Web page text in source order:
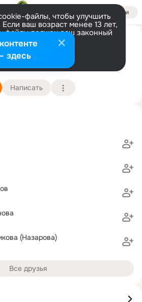
Войти
файлы, чтобы улучшить
ваш возраст менее 13 лет,
файлы должен ваш законный
Больше информации
Настроить
N
9 июня (50 лет)
(с предпрофильными и
Подробнее
Написать
(Назарова)
Все друзья
здесь